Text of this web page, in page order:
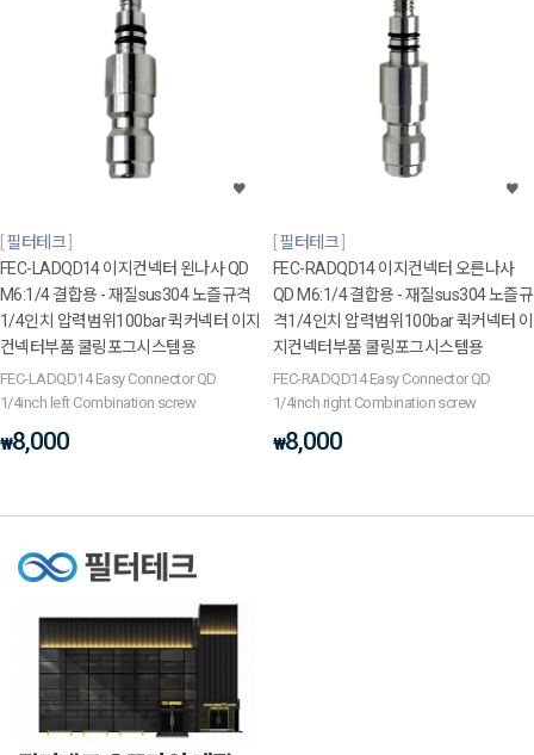
필터테크
FEC-LADQD14 이지컨넥터 왼나사 QD
M6:1/4 결합용 - 재질sus304 노즐규격
1/4인치 압력범위100bar 퀵커넥터 이지
컨넥터부품 쿨링포그시스템용
FEC-LADQD14 Easy Connector QD
1/4inch left Combination screw
₩8,000
필터테크
FEC-RADQD14 이지컨넥터 오른나사
QD M6:1/4 결합용 - 재질sus304 노즐규
격1/4인치 압력범위100bar 퀵커넥터 이
지컨넥터부품 쿨링포그시스템용
FEC-RADQD14 Easy Connector QD
1/4inch right Combination screw
₩8,000